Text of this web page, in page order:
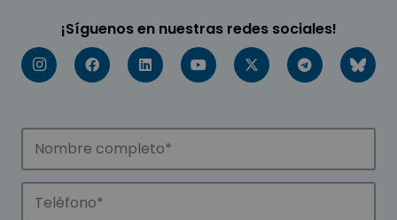
¡Síguenos en nuestras redes sociales!